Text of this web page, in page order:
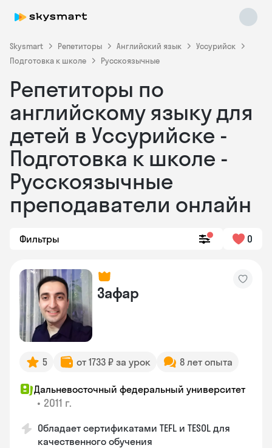
Skysmart Репетиторы Английский язык
Уссурийск
Подготовка к школе
Русскоязычные
Репетиторы по
английскому языку для
детей в Уссурийске -
Подготовка к школе -
Русскоязычные
преподаватели онлайн
Фильтры 0
Зафар
5 от 1733 ₽ за урок 8 лет опыта
Дальневосточный федеральный университет
• 2011 г.
Обладает сертификатами TEFL и TESOL для
качественного обучения
Skysmart Chat
online